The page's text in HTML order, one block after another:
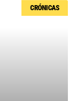
CRÓNICAS